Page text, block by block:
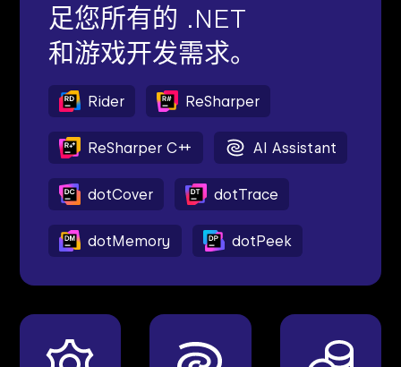
足您所有的 .NET
和游戏开发需求。
Rider ReSharper
ReSharper C++ AI Assistant
dotCover dotTrace
dotMemory dotPeek